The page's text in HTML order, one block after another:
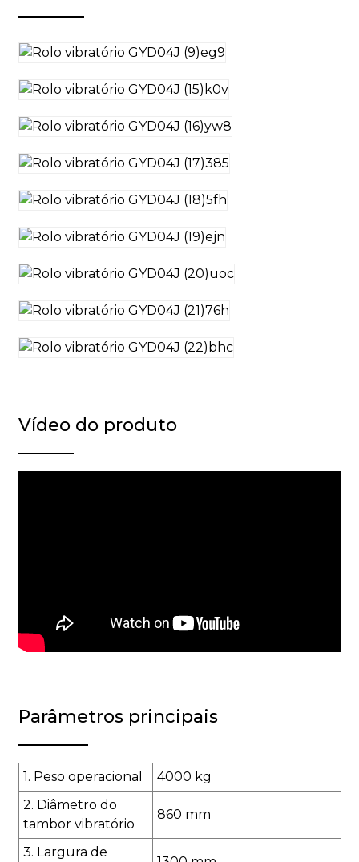
Vídeo do produto
Parâmetros principais
1. Peso operacional
4000 kg
2. Diâmetro do
tambor vibratório
860 mm
3. Largura de